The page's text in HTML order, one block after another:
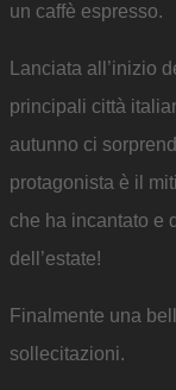
un caffè espresso.
Lanciata all’inizio
principali città
autunno ci
protagonista è il
che ha incantato e
dell’estate!
Finalmente una
sollecitazioni.